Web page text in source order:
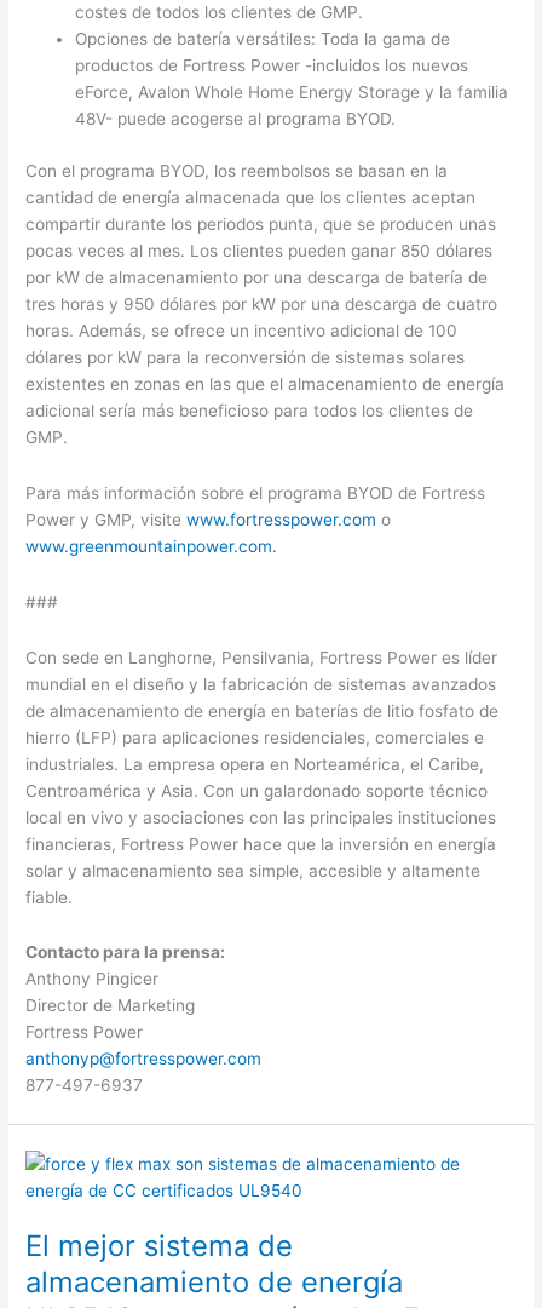
costes de todos los clientes de GMP.
Opciones de batería versátiles: Toda la gama de
productos de Fortress Power -incluidos los nuevos
eForce, Avalon Whole Home Energy Storage y la familia
48V- puede acogerse al programa BYOD.
Con el programa BYOD, los reembolsos se basan en la
cantidad de energía almacenada que los clientes aceptan
compartir durante los periodos punta, que se producen unas
pocas veces al mes. Los clientes pueden ganar 850 dólares
por kW de almacenamiento por una descarga de batería de
tres horas y 950 dólares por kW por una descarga de cuatro
horas. Además, se ofrece un incentivo adicional de 100
dólares por kW para la reconversión de sistemas solares
existentes en zonas en las que el almacenamiento de energía
adicional sería más beneficioso para todos los clientes de
GMP.
Para más información sobre el programa BYOD de Fortress
Power y GMP, visitewww.fortresspower.com o
www.greenmountainpower.com.
###
Con sede en Langhorne, Pensilvania, Fortress Power es líder
mundial en el diseño y la fabricación de sistemas avanzados
de almacenamiento de energía en baterías de litio fosfato de
hierro (LFP) para aplicaciones residenciales, comerciales e
industriales. La empresa opera en Norteamérica, el Caribe,
Centroamérica y Asia. Con un galardonado soporte técnico
local en vivo y asociaciones con las principales instituciones
financieras, Fortress Power hace que la inversión en energía
solar y almacenamiento sea simple, accesible y altamente
fiable.
Contacto para la prensa:
Anthony Pingicer
Director de Marketing
Fortress Power
anthonyp@fortresspower.com
877-497-6937
El mejor sistema de
almacenamiento de energía